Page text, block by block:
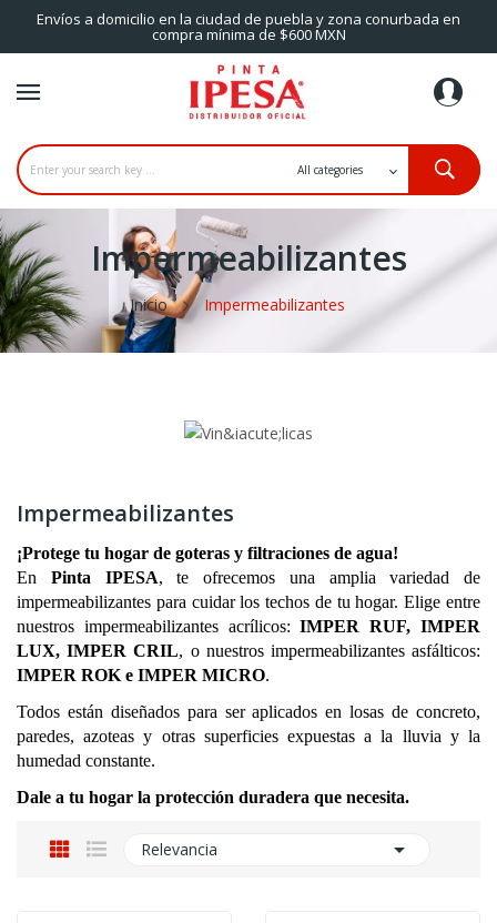
Envíos a domicilio en la ciudad de puebla y zona conurbada en
compra mínima de $600 MXN
Impermeabilizantes
Inicio Impermeabilizantes
Impermeabilizantes
¡Protege tu hogar de goteras y filtraciones de agua!
En Pinta IPESA, te ofrecemos una amplia variedad de
impermeabilizantes para cuidar los techos de tu hogar. Elige entre
nuestros impermeabilizantes acrílicos: IMPER RUF, IMPER
LUX, IMPER CRIL
IMPER ROK e IMPER MICRO.
Todos están diseñados para ser aplicados en losas de concreto,
paredes, azoteas y otras superficies expuestas a la lluvia y la
humedad constante.
Dale a tu hogar la protección duradera que necesita.
Relevancia 